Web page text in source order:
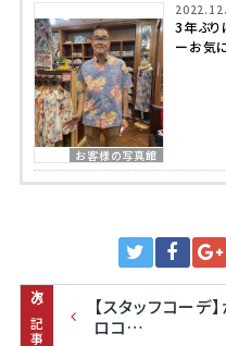
お客様の写真館
3年ぶり
ーお気
次の記事
【スタッフコーデ
ロコ…